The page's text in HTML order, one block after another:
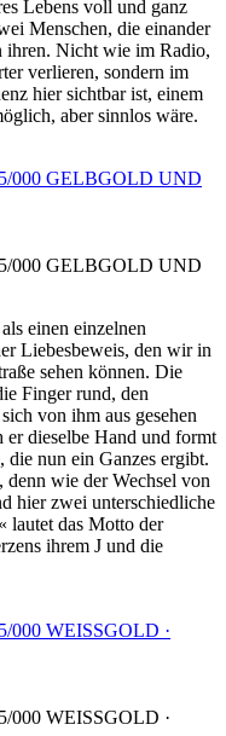
Lebens voll und ganz
Menschen, die einander
ihren. Nicht wie im Radio,
verlieren, sondern im
hier sichtbar ist, einem
aber sinnlos wäre.
000 GELBGOLD UND
000 GELBGOLD UND
einen einzelnen
Liebesbeweis, den wir in
sehen können. Die
Finger rund, den
von ihm aus gesehen
er dieselbe Hand und formt
die nun ein Ganzes ergibt.
denn wie der Wechsel von
hier zwei unterschiedliche
lautet das Motto der
ihrem J und die
000 WEISSGOLD ·
000 WEISSGOLD ·